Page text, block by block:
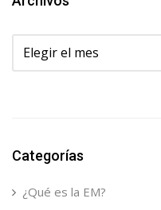
Archivos
Categorías
¿Qué es la EM?